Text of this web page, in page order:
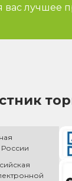
вас лучшее